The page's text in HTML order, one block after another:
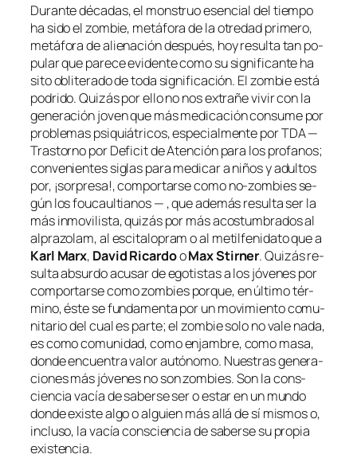
Durante dé­ca­das, el mons­truo esen­cial del tiem­po
ha si­do elzom­bie, me­tá­fo­ra de la otre­dad pri­me­ro,
me­tá­fo­ra de alie­na­ción des­pués, hoy re­sul­ta tan po­
pu­lar que pa­re­ce evi­den­te co­mo su sig­ni­fi­can­te ha
si­to obli­te­ra­do de to­da sig­ni­fi­ca­ción. Elzom­biees­tá
po­dri­do. Quizás por ello no nos ex­tra­ñe vi­vir con la
ge­ne­ra­ción jo­ven que más me­di­ca­ción con­su­me por
pro­ble­mas psi­quiá­tri­cos, es­pe­cial­men­te porTDA—
Trastorno por Deficit de Atención pa­ra los pro­fa­nos;
con­ve­nien­tes si­glas pa­ra me­di­car a ni­ños y adul­tos
por, ¡sor­pre­sa!, com­por­tar­se co­mono-zombiesse­
gún los fou­caul­tia­nos — , que ade­más re­sul­ta ser la
más in­mo­vi­lis­ta, qui­zás por más acos­tum­bra­dos al
al­pra­zo­lam, ales­ci­ta­lo­pramo al me­til­fe­ni­da­toque a
Karl Marx, David RicardooMax Stirner. Quizás re­
sul­ta ab­sur­do acu­sar de ego­tis­tas a los jó­ve­nes por
com­por­tar­se co­mozom­biespor­que, en úl­ti­mo tér­
mino, és­te se fun­da­men­ta por un mo­vi­mien­to co­mu­
ni­ta­rio del cual es par­te; elzom­bieso­lo no va­le na­da,
es co­mo co­mu­ni­dad, co­mo en­jam­bre, co­mo ma­sa,
don­de en­cuen­tra va­lor au­tó­no­mo. Nuestras ge­ne­ra­
cio­nes más jó­ve­nes no sonzom­bies. Son la cons­
cien­cia va­cía de sa­ber­se ser o es­tar en un mun­do
don­de exis­te al­go o al­guien más allá de sí mis­mos o,
in­clu­so, la va­cía cons­cien­cia de sa­ber­se su pro­pia
existencia.